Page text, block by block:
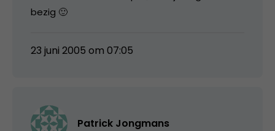
bezig 🙂
23 juni 2005 om 07:05
Patrick Jongmans